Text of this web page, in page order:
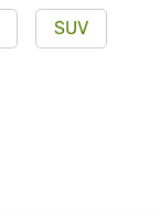
SUV